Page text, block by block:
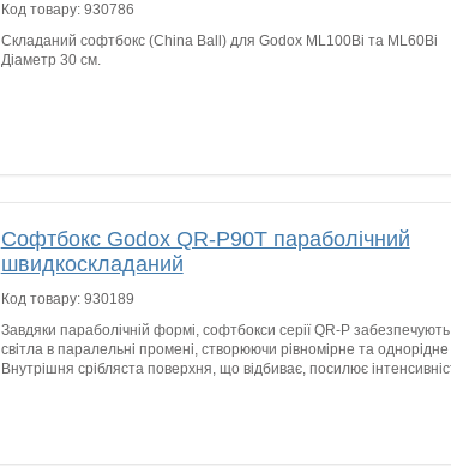
Код товару: 930786
Складаний софтбокс (China Ball) для Godox ML100Bi та ML60Bi
Діаметр 30 см.
Софтбокс Godox QR-P90T параболічний
швидкоскладаний
Код товару: 930189
Завдяки параболічній формі, софтбокси серії QR-P
світла в паралельні промені, створюючи рівномірне та однорідне
Внутрішня срібляста поверхня, що відбиває, посилює